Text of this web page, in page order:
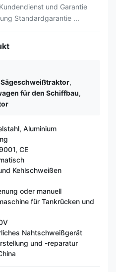
und Garantie
Standardgarantie ...
,
für den Schiffbau,
Aluminium
CE
Kehlschweißen
oder manuell
für Tankrücken und
Nahtschweißgerät
und -reparatur